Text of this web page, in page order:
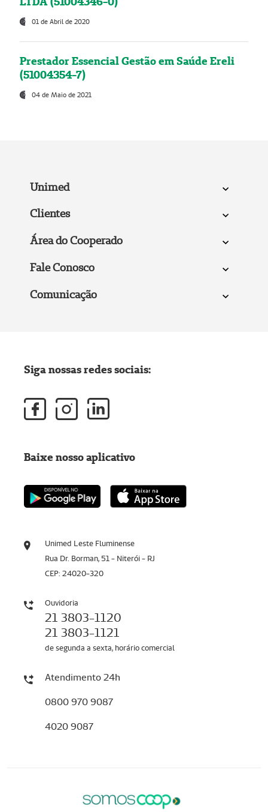
01 de Abril de 2020
Prestador Essencial Gestão em Saúde Ereli
(51004354-7)
04 de Maio de 2021
Unimed
Clientes
Área do Cooperado
Fale Conosco
Comunicação
Unimed Leste Fluminense
Rua Dr. Borman, 51 - Niterói - RJ
CEP: 24020-320
Ouvidoria
21 3803-1120
21 3803-1121
de segunda a sexta, horário comercial
Atendimento 24h
0800 970 9087
4020 9087
Siga nossas redes sociais:
Baixe nosso aplicativo